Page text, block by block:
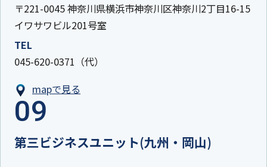
〒221-0045 神奈川県横浜市神奈川区神奈川2丁目16-15
イワサワビル201号室
TEL
045-620-0371（代）
mapで見る
09
第三ビジネスユニット(九州・岡山)